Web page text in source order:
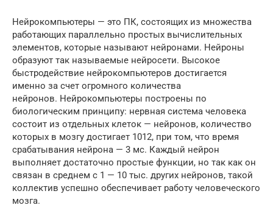
Нейрокомпьютеры — это ПК, состоящих из множества
работающих параллельно простых вычислительных
элементов, которые называют нейронами. Нейроны
образуют так называемые нейросети. Высокое
быстродействие нейрокомпьютеров достигается
именно за счет огромного количества
нейронов. Нейрокомпьютеры построены по
биологическим принципу: нервная система человека
состоит из отдельных клеток — нейронов, количество
которых в мозгу достигает 1012, при том, что время
срабатывания нейрона — 3 мс. Каждый нейрон
выполняет достаточно простые функции, но так как он
связан в среднем с 1 — 10 тыс. других нейронов, такой
коллектив успешно обеспечивает работу человеческого
мозга.